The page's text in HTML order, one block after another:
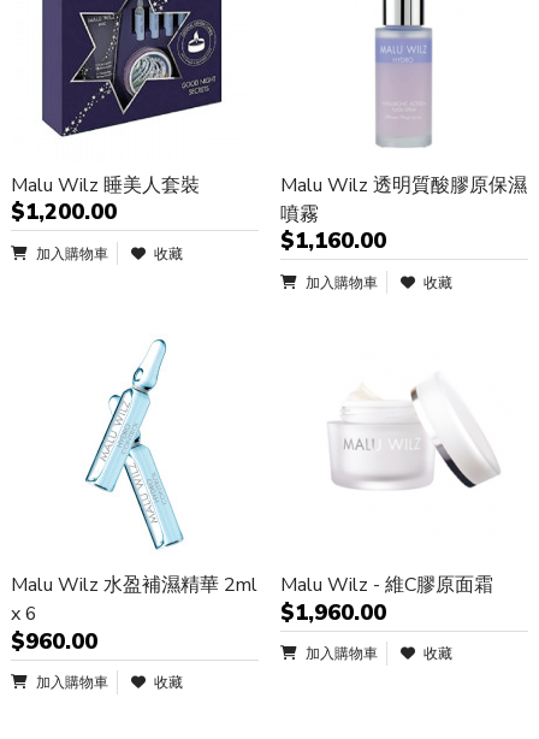
Malu Wilz 睡美人套裝
$1,200.00
加入購物車 收藏
Malu Wilz 透明質酸膠原保濕
噴霧
$1,160.00
加入購物車 收藏
Malu Wilz 水盈補濕精華 2ml
x 6
$960.00
加入購物車 收藏
Malu Wilz - 維C膠原面霜
$1,960.00
加入購物車 收藏